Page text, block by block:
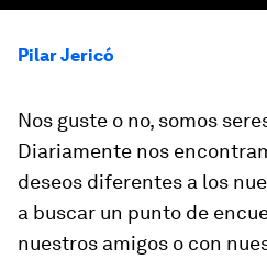
Pilar Jericó
Nos guste o no, somos
Diariamente nos
deseos diferentes a los
a buscar un punto de
nuestros amigos o con